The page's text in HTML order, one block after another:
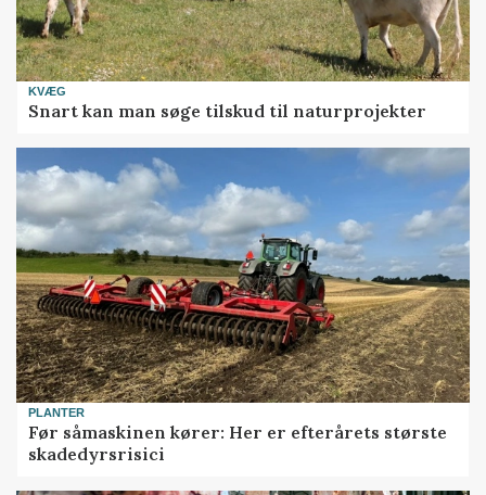
KVÆG
Snart kan man søge tilskud til naturprojekter
PLANTER
Før såmaskinen kører: Her er efterårets største
skadedyrsrisici